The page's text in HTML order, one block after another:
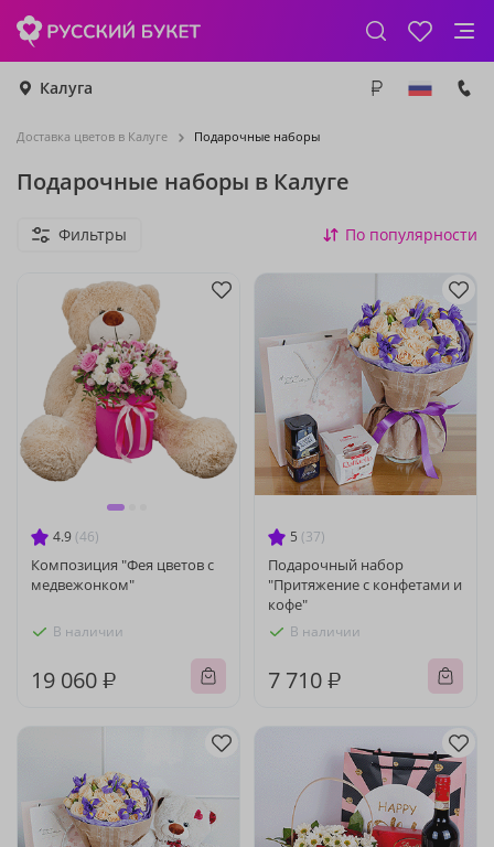
Калуга
Доставка цветов в Калуге Подарочные наборы
Подарочные наборы в Калуге
Фильтры По популярности
4.9 (46)
Композиция "Фея цветов с
медвежонком"
В наличии
19 060 ₽
5 (37)
Подарочный набор
"Притяжение с конфетами и
кофе"
В наличии
7 710 ₽